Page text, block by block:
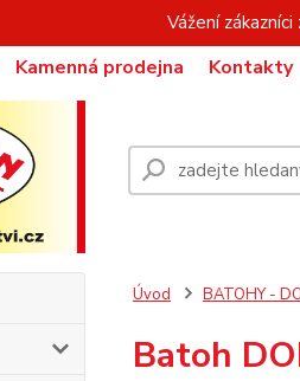
Vážení
Kamenná prodejna Kontakty
Úvod BATOHY -
Batoh